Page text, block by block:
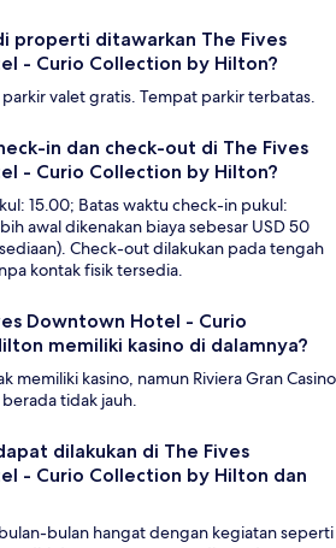
properti ditawarkan The Fives
- Curio Collection by Hilton?
valet gratis. Tempat parkir terbatas.
in dan check-out di The Fives
- Curio Collection by Hilton?
15.00; Batas waktu check-in pukul:
awal dikenakan biaya sebesar USD 50
Check-out dilakukan pada tengah
kontak fisik tersedia.
Downtown Hotel - Curio
memiliki kasino di dalamnya?
memiliki kasino, namun Riviera Gran Casino
tidak jauh.
dilakukan di The Fives
- Curio Collection by Hilton dan
bulan hangat dengan kegiatan seperti